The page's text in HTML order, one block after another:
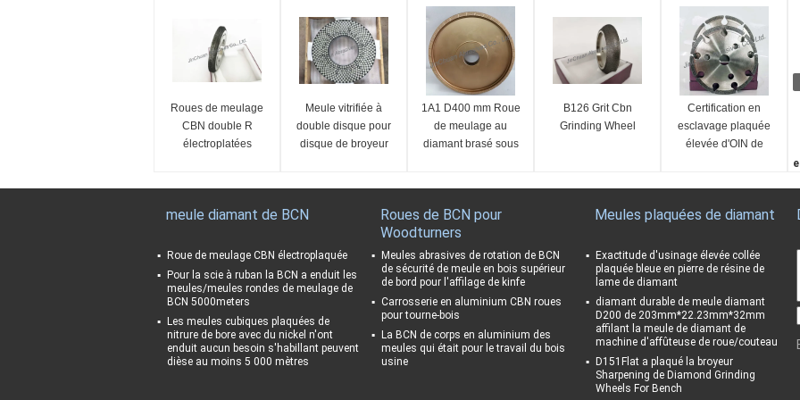
Roues de meulage
CBN double R
électroplatées
Meule vitrifiée à
double disque pour
disque de broyeur
1A1 D400 mm Roue
de meulage au
diamant brasé sous
B126 Grit Cbn
Grinding Wheel
Certification en
esclavage plaquée
élevée d'OIN de
meule diamant de BCN
Roue de meulage CBN électroplaquée
Pour la scie à ruban la BCN a enduit les
meules/meules rondes de meulage de
BCN 5000meters
Les meules cubiques plaquées de
nitrure de bore avec du nickel n'ont
enduit aucun besoin s'habillant peuvent
dièse au moins 5 000 mètres
Roues de BCN pour
Woodturners
Meules abrasives de rotation de BCN
de sécurité de meule en bois supérieur
de bord pour l'affilage de kinfe
Carrosserie en aluminium CBN roues
pour tourne-bois
La BCN de corps en aluminium des
meules qui était pour le travail du bois
usine
Meules plaquées de diamant
Exactitude d'usinage élevée collée
plaquée bleue en pierre de résine de
lame de diamant
diamant durable de meule diamant
D200 de 203mm*22.23mm*32mm
affilant la meule de diamant de
machine d'affûteuse de roue/couteau
D151Flat a plaqué la broyeur
Sharpening de Diamond Grinding
Wheels For Bench